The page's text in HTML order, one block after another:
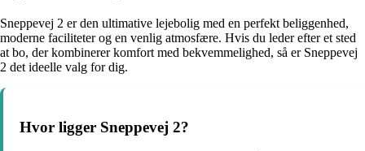
Sneppevej 2 er den ultimative lejebolig med en perfekt beliggenhed,
moderne faciliteter og en venlig atmosfære. Hvis du leder efter et sted
at bo, der kombinerer komfort med bekvemmelighed, så er Sneppevej
2 det ideelle valg for dig.
Hvor ligger Sneppevej 2?